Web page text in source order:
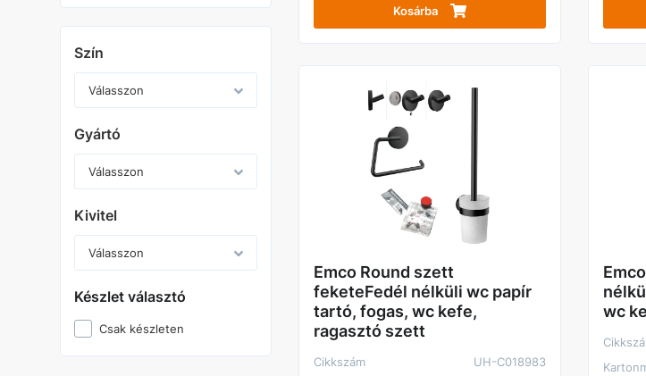
Szín
Gyártó
Kivitel
Készlet választó
Csak készleten
Kosárba
Emco Round szett
feketeFedél nélküli wc papír
tartó, fogas, wc kefe,
ragasztó szett
Cikkszám
UH-C018983
wc